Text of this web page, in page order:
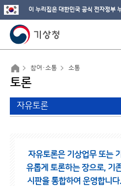
이 누리집은 대한민국 공식 전자정부
참여·소통 소통
토론
자유토론
자유토론은 기상업무 또는
유롭게 토론하는 장으로, 기
시판을 통합하여 운영합니다.